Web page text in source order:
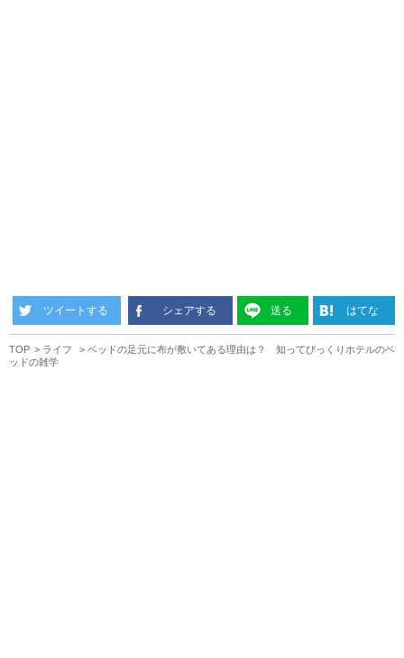
ツイートする シェアする 送る はてな
TOP ライフ
ベッドの足元に布が敷いてある理由は？ 知ってびっくりホテルのベ
ッドの雑学